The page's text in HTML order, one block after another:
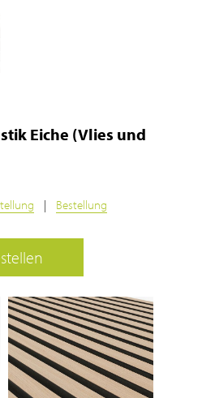
Eiche (Vlies und
| Bestellung